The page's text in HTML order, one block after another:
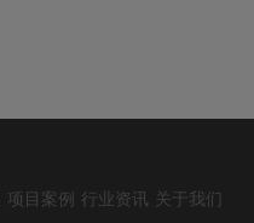
项目案例 行业资讯 关于我们